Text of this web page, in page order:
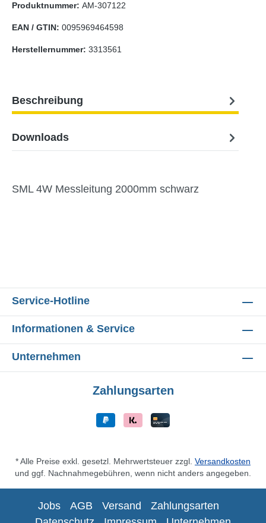
Produktnummer: AM-307122
EAN / GTIN: 0095969464598
Herstellernummer: 3313561
Beschreibung
Downloads
SML 4W Messleitung 2000mm schwarz
Service-Hotline
Informationen & Service
Unternehmen
Zahlungsarten
* Alle Preise exkl. gesetzl. Mehrwertsteuer zzgl. Versandkosten
und ggf. Nachnahmegebühren, wenn nicht anders angegeben.
Jobs AGB Versand
Zahlungsarten